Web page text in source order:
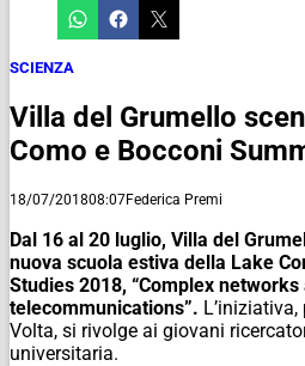
SCIENZA
Villa del Grumello
Como e Bocconi
18/07/201808:07Federica Premi
Dal 16 al 20 luglio, Villa del
nuova scuola estiva della Lake
Studies 2018, “Complex networks
telecommunications”.
Volta, si rivolge ai giovani
universitaria.